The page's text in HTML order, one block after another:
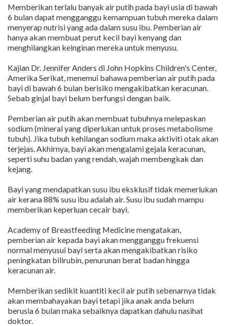
Memberikan terlalu banyak air putih pada bayi usia di bawah
6 bulan dapat mengganggu kemampuan tubuh mereka dalam
menyerap nutrisi yang ada dalam susu ibu. Pemberian air
hanya akan membuat perut kecil bayi kenyang dan
menghilangkan keinginan mereka untuk menyusu.
Kajian Dr. Jennifer Anders di John Hopkins Children's Center,
Amerika Serikat, menemui bahawa pemberian air putih pada
bayi di bawah 6 bulan berisiko mengakibatkan keracunan.
Sebab ginjal bayi belum berfungsi dengan baik.
Pemberian air putih akan membuat tubuhnya melepaskan
sodium (mineral yang diperlukan untuk proses metabolisme
tubuh). Jika tubuh kehilangan sodium maka aktiviti otak akan
terjejas. Akhirnya, bayi akan mengalami gejala keracunan,
seperti suhu badan yang rendah, wajah membengkak dan
kejang.
Bayi yang mendapatkan susu ibu eksklusif tidak memerlukan
air kerana 88% susu ibu adalah air. Susu ibu sudah mampu
memberikan keperluan cecair bayi.
Academy of Breastfeeding Medicine mengatakan,
pemberian air kepada bayi akan mengganggu frekuensi
normal menyusui bayi serta akan mengakibatkan risiko
peningkatan bilirubin, penurunan berat badan hingga
keracunan air.
Memberikan sedikit kuantiti kecil air putih sebenarnya tidak
akan membahayakan bayi tetapi jika anak anda belum
berusia 6 bulan maka sebaiknya dapatkan dahulu nasihat
doktor.